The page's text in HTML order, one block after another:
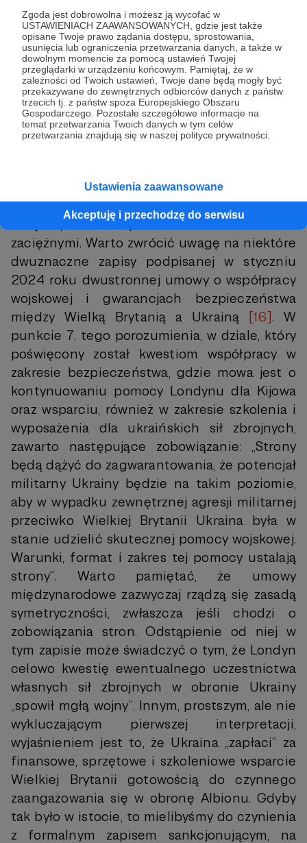
Zgoda jest dobrowolna i możesz ją wycofać w
USTAWIENIACH ZAAWANSOWANYCH, gdzie jest także
opisane Twoje prawo żądania dostępu, sprostowania,
usunięcia lub ograniczenia przetwarzania danych, a także w
dowolnym momencie za pomocą ustawień Twojej
przeglądarki w urządzeniu końcowym. Pamiętaj, że w
zależności od Twoich ustawień, Twoje dane będą mogły być
przekazywane do zewnętrznych odbiorców danych z państw
trzecich tj. z państw spoza Europejskiego Obszaru
Gospodarczego. Pozostałe szczegółowe informacje na
temat przetwarzania Twoich danych w tym celów
przetwarzania znajdują się w naszej polityce prywatności.
Ustawienia zaawansowane
Akceptuję i przechodzę do serwisu
formalnego punktu widzenia hiszpański
legion nie jest ani jednostką, ani korpusem,
ani specjalnością. Jest to grupa jednostek o
różnej hierarchicznej zależności. Jedynym
ciałem, dzięki którego funkcjonowaniu można
mówić o pewnej odrębności, jest zbierająca
się dwa razy w roku Rada Instytucjonalna
Legionu, która omawia kwestie związane ze
Niewykluczone, że w najbliższych latach
będziemy mieć do czynienia z nowymi ideami
związanymi z wojskami cudzoziemskimi i
zaciężnymi. Warto zwrócić uwagę na niektóre
dwuznaczne zapisy podpisanej w styczniu
2024 roku dwustronnej umowy o współpracy
wojskowej i gwarancjach bezpieczeństwa
między Wielką Brytanią a Ukrainą [16]. W
punkcie 7. tego porozumienia, w dziale, który
poświęcony został kwestiom współpracy w
zakresie bezpieczeństwa, gdzie mowa jest o
kontynuowaniu pomocy Londynu dla Kijowa
oraz wsparciu, również w zakresie szkolenia i
wyposażenia dla ukraińskich sił zbrojnych,
zawarto następujące zobowiązanie: „Strony
będą dążyć do zagwarantowania, że potencjał
militarny Ukrainy będzie na takim poziomie,
aby w wypadku zewnętrznej agresji militarnej
przeciwko Wielkiej Brytanii Ukraina była w
stanie udzielić skutecznej pomocy wojskowej.
Warunki, format i zakres tej pomocy ustalają
strony”. Warto pamiętać, że umowy
międzynarodowe zazwyczaj rządzą się zasadą
symetryczności, zwłaszcza jeśli chodzi o
zobowiązania stron. Odstąpienie od niej w
tym zapisie może świadczyć o tym, że Londyn
celowo kwestię ewentualnego uczestnictwa
własnych sił zbrojnych w obronie Ukrainy
„spowił mgłą wojny”. Innym, prostszym, ale nie
wykluczającym pierwszej interpretacji,
wyjaśnieniem jest to, że Ukraina „zapłaci” za
finansowe, sprzętowe i szkoleniowe wsparcie
Wielkiej Brytanii gotowością do czynnego
zaangażowania się w obronę Albionu. Gdyby
tak było w istocie, to mielibyśmy do czynienia
z formalnym zapisem sankcjonującym, na